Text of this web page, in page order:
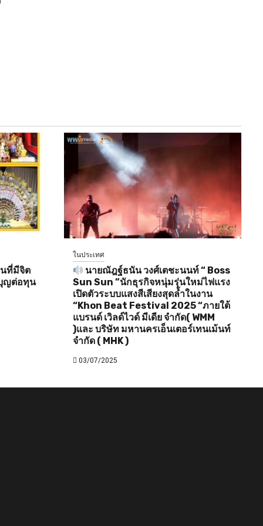
ที่มีจิต
ญต่อทุน
ในประเทศ
นายณัฎฐ์ธนัน วงศ์เตชะนนท์ “ Boss
Sun Sun ”นักธุรกิจหนุ่มรุ่นใหม่ไฟแรง
เปิดตัวระบบแสงสีเสียงสุดล้ำในงาน
“Khon Beat Festival 2025 “ภายใต้
แบรนด์ เวิลด์ไวด์ มีเดีย จำกัด( WMM
)และ บริษัท มหานครเอ็นเตอร์เทนเม้นท์
จำกัด ( MHK )
03/07/2025